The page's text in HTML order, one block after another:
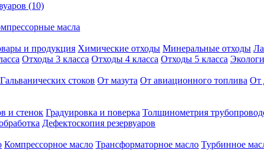
(10)
масла
и продукция Химические отходы Минеральные отходы
Отходы 3 класса Отходы 4 класса Отходы 5 класса
Гальванических стоков От мазута От авиационного топлива От
и стенок Градуировка и поверка Толщинометрия
Дефектоскопия резервуаров
Компрессорное масло Трансформаторное масло Турбинное